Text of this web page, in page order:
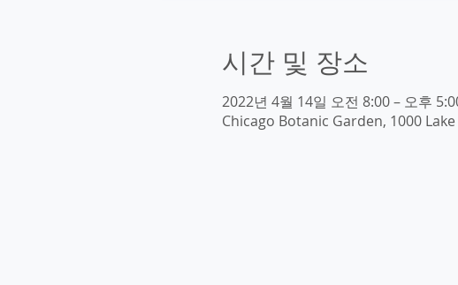
시간 및 장소
2022년 4월 14일 오전 8:00 – 오후
Chicago Botanic Garden, 1000